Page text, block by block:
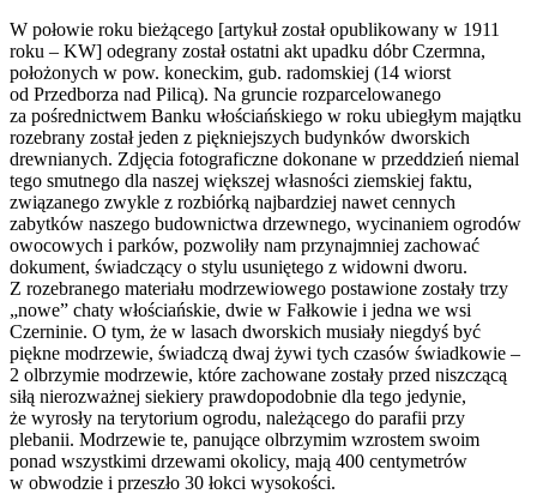
W połowie roku bieżącego [artykuł został opublikowany w 1911
roku – KW] odegrany został ostatni akt upadku dóbr Czermna,
położonych w pow. koneckim, gub. radomskiej (14 wiorst
od Przedborza nad Pilicą). Na gruncie rozparcelowanego
za pośrednictwem Banku włościańskiego w roku ubiegłym majątku
rozebrany został jeden z piękniejszych budynków dworskich
drewnianych. Zdjęcia fotograficzne dokonane w przeddzień niemal
tego smutnego dla naszej większej własności ziemskiej faktu,
związanego zwykle z rozbiórką najbardziej nawet cennych
zabytków naszego budownictwa drzewnego, wycinaniem ogrodów
owocowych i parków, pozwoliły nam przynajmniej zachować
dokument, świadczący o stylu usuniętego z widowni dworu.
Z rozebranego materiału modrzewiowego postawione zostały trzy
„nowe” chaty włościańskie, dwie w Fałkowie i jedna we wsi
Czerninie. O tym, że w lasach dworskich musiały niegdyś być
piękne modrzewie, świadczą dwaj żywi tych czasów świadkowie –
2 olbrzymie modrzewie, które zachowane zostały przed niszczącą
siłą nierozważnej siekiery prawdopodobnie dla tego jedynie,
że wyrosły na terytorium ogrodu, należącego do parafii przy
plebanii. Modrzewie te, panujące olbrzymim wzrostem swoim
ponad wszystkimi drzewami okolicy, mają 400 centymetrów
w obwodzie i przeszło 30 łokci wysokości.